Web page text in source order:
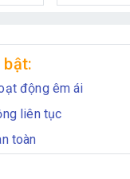
động êm ái
liên tục
toàn